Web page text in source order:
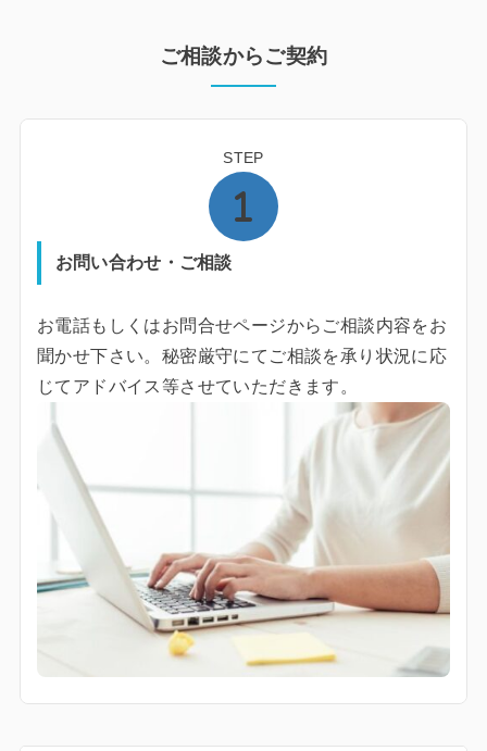
ご相談からご契約
STEP
お問い合わせ・ご相談
お電話もしくはお問合せページからご相談内容をお
聞かせ下さい。秘密厳守にてご相談を承り状況に応
じてアドバイス等させていただきます。